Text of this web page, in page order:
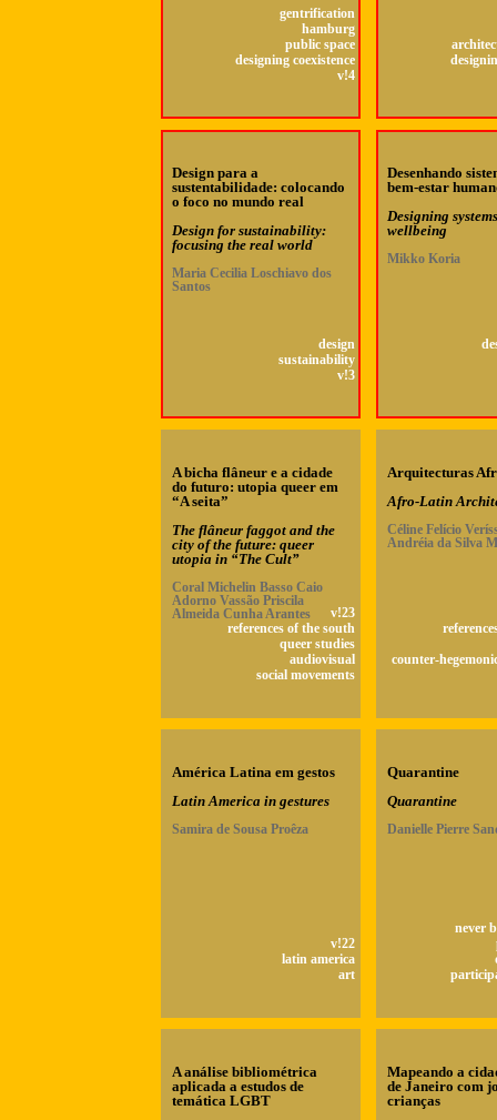
gentrification
hamburg
public space
designing coexistence
v!4
Design para a
sustentabilidade: colocando
o foco no mundo real
Design for sustainability:
focusing the real world
Maria Cecilia Loschiavo dos
Santos
design
sustainability
v!3
Desenhando
bem-estar
Designing
wellbeing
Mikko Koria
A bicha flâneur e a cidade
do futuro: utopia queer em
“A seita”
The flâneur faggot and the
city of the future: queer
utopia in “The Cult”
Coral Michelin Basso Caio
Adorno Vassão Priscila
Almeida Cunha Arantes
v!23
references of the south
queer studies
audiovisual
social movements
Arquitecturas
Afro-Latin
Céline Felício
Andréia da Silva
counter-
América Latina em gestos
Latin America in gestures
Samira de Sousa Proêza
v!22
latin america
art
Quarantine
Quarantine
Danielle Pierre
never
A análise bibliométrica
aplicada a estudos de
temática LGBT
Mapeando a
de Janeiro com
crianças